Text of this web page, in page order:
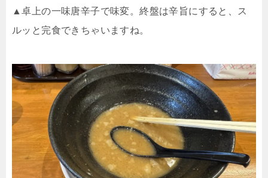
▲卓上の一味唐辛子で味変。終盤は辛旨にすると、ス
ルッと完食できちゃいますね。